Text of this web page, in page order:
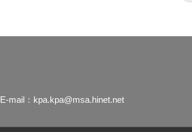
E-mail： kpa.kpa@msa.hinet.net